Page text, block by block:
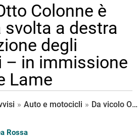
Colonne è
a destra
degli
– in immissione
Lame
» Auto e motocicli » Da vicolo Otto Colonne è imposta la svolta a destra – ad eccezione degli autorizzati – in immissione su via delle Lame
Rossa